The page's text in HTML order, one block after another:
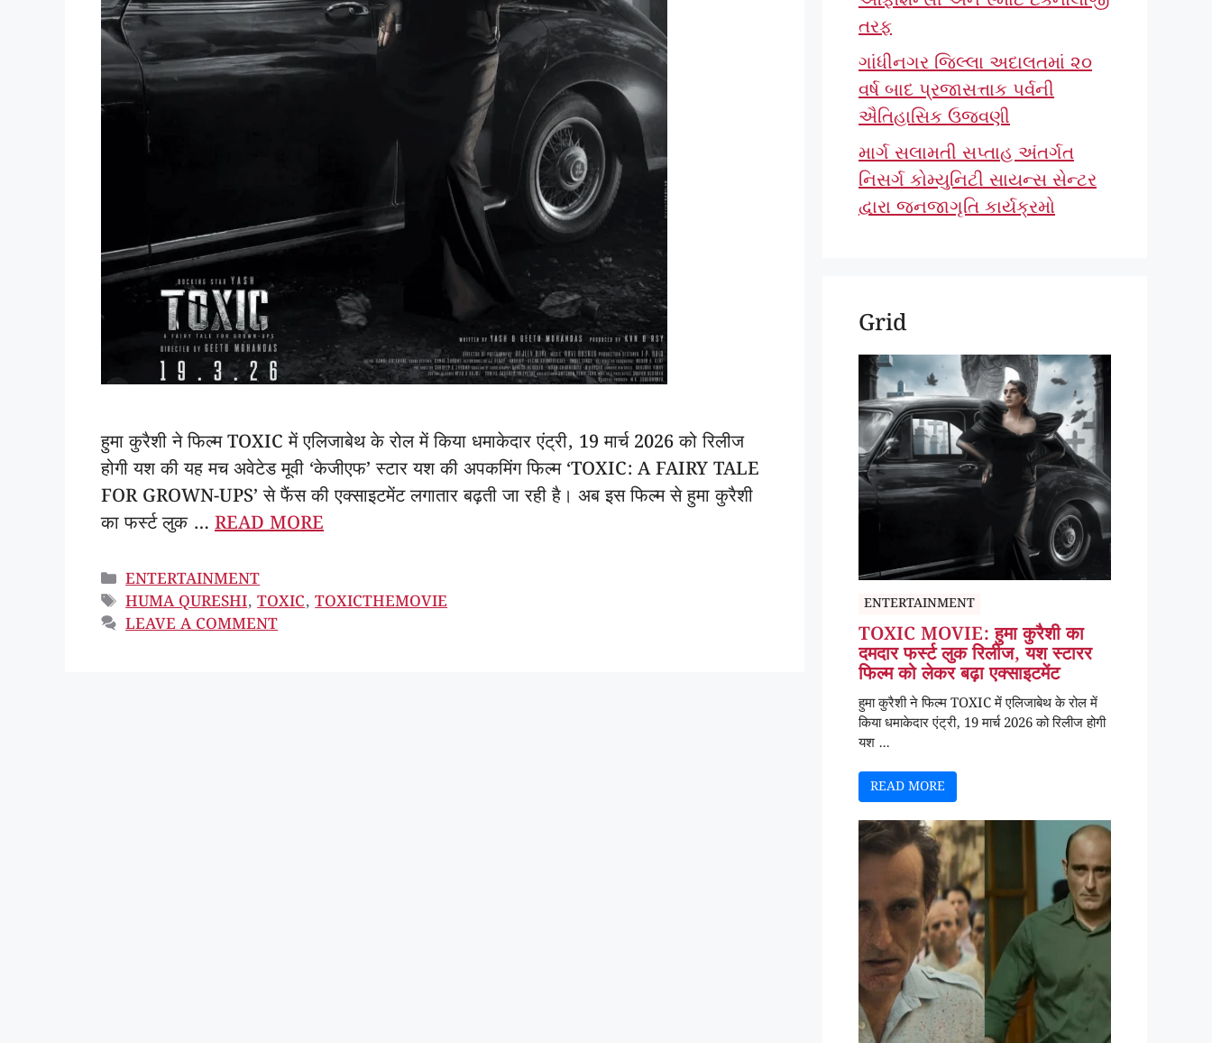
हुमा कुरैशी ने फिल्म TOXIC में एलिजाबेथ के रोल में किया धमाकेदार एंट्री, 19 मार्च 2026 को रिलीज
होगी यश की यह मच अवेटेड मूवी ‘केजीएफ’ स्टार यश की अपकमिंग फिल्म ‘TOXIC: A FAIRY TALE
FOR GROWN-UPS’ से फैंस की एक्साइटमेंट लगातार बढ़ती जा रही है। अब इस फिल्म से हुमा कुरैशी
का फर्स्ट लुक … READ MORE
CATEGORIES
ENTERTAINMENT
TAGS
HUMA QURESHI,TOXIC,TOXICTHEMOVIE
LEAVE A COMMENT
તરફ
ગાંધીનગર જિલ્લા અદાલતમાં ૨૦
વર્ષ બાદ પ્રજાસત્તાક પર્વની
ઐતિહાસિક ઉજવણી
માર્ગ સલામતી સપ્તાહ અંતર્ગત
નિસર્ગ કોમ્યુનિટી સાયન્સ સેન્ટર
દ્વારા જનજાગૃતિ કાર્યક્રમો
Grid
ENTERTAINMENT
TOXIC MOVIE: हुमा कुरैशी का
दमदार फर्स्ट लुक रिलीज, यश स्टारर
फिल्म को लेकर बढ़ा एक्साइटमेंट
हुमा कुरैशी ने फिल्म TOXIC में एलिजाबेथ के रोल में
किया धमाकेदार एंट्री, 19 मार्च 2026 को रिलीज होगी
यश ...
READ MORE